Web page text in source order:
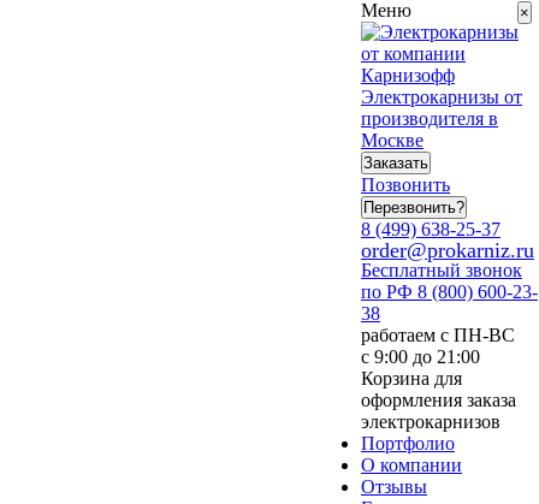
Меню
Электрокарнизы от
производителя в
Москве
Заказать
Позвонить
Перезвонить?
8 (499) 638-25-37
order@prokarniz.ru
Бесплатный звонок
по РФ 8 (800) 600-23-
38
работаем с ПН-ВС
с 9:00 до 21:00
Корзина для
оформления заказа
электрокарнизов
Портфолио
О компании
Отзывы
×